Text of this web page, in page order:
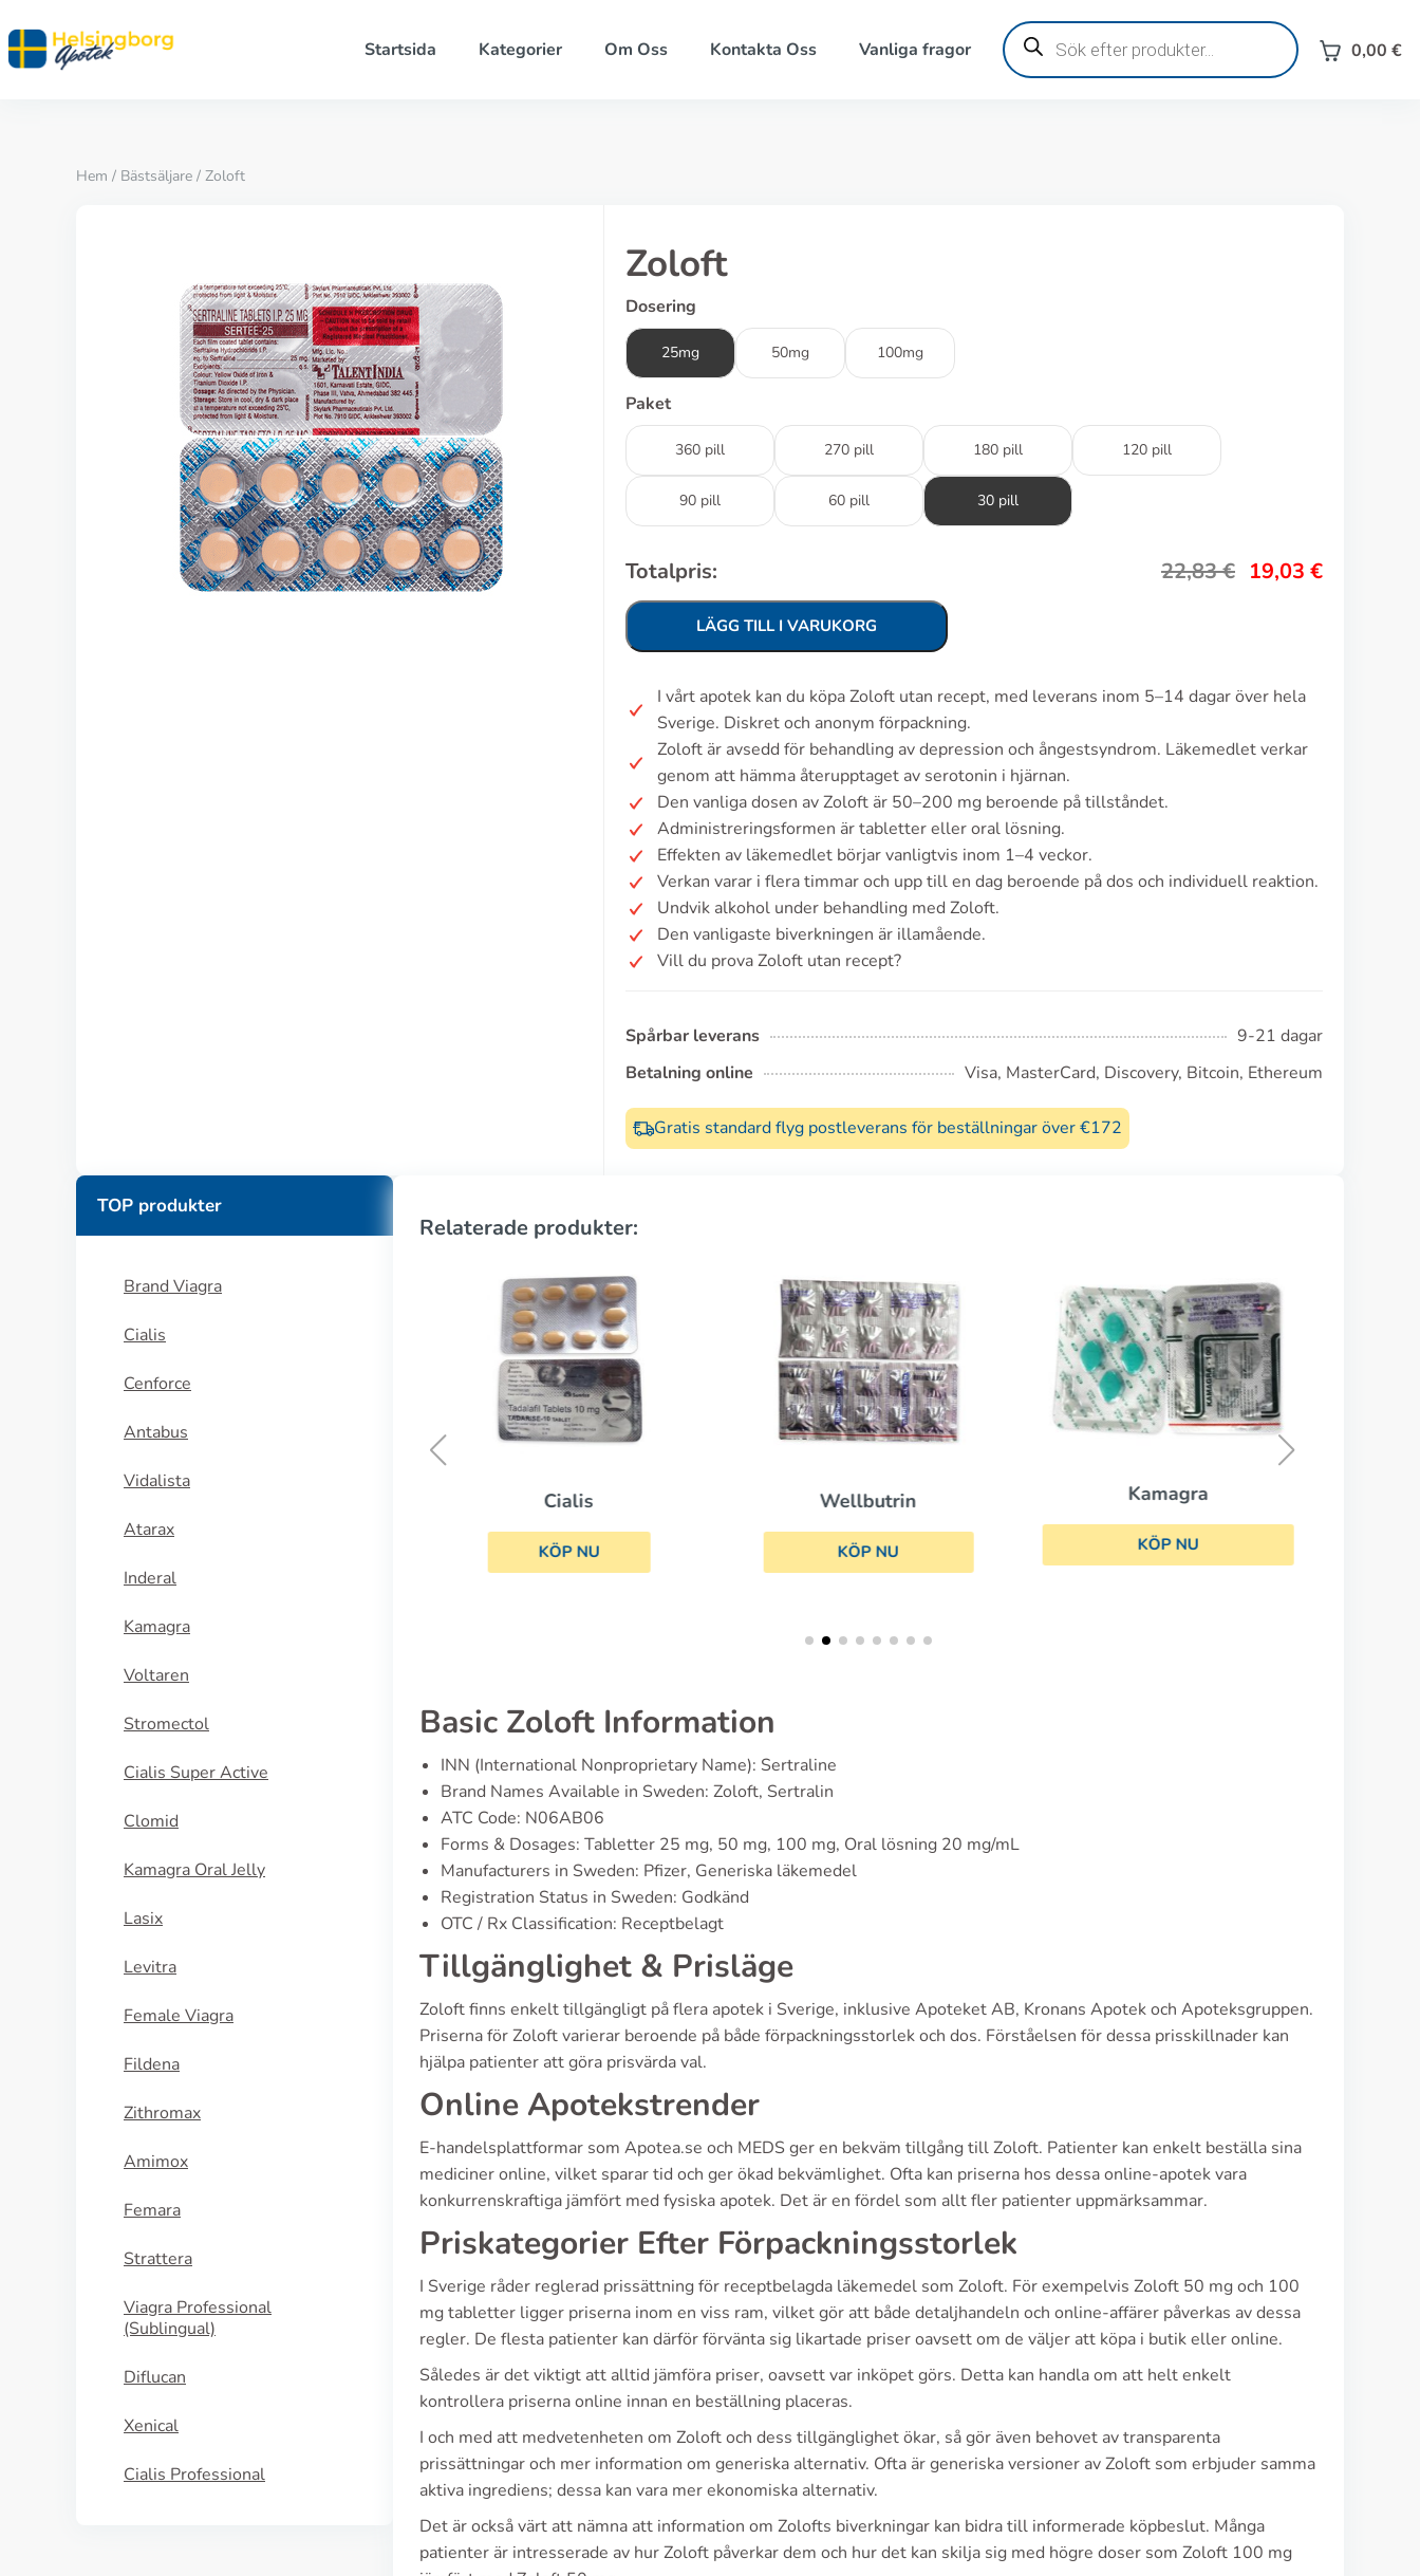
Startsida Kategorier Om Oss Kontakta Oss Vanliga fragor
Produktsökning
0,00 €
Hem / Bästsäljare / Zoloft
Zoloft
Dosering
25mg 50mg 100mg
Paket
360 pill 270 pill 180 pill 120 pill
90 pill 60 pill 30 pill
Totalpris: 22,83€ 19,03 €
LÄGG TILL I VARUKORG
I vårt apotek kan du köpa Zoloft utan recept, med leverans inom 5–14 dagar över hela
Sverige. Diskret och anonym förpackning.
Zoloft är avsedd för behandling av depression och ångestsyndrom. Läkemedlet verkar
genom att hämma återupptaget av serotonin i hjärnan.
Den vanliga dosen av Zoloft är 50–200 mg beroende på tillståndet.
Administreringsformen är tabletter eller oral lösning.
Effekten av läkemedlet börjar vanligtvis inom 1–4 veckor.
Verkan varar i flera timmar och upp till en dag beroende på dos och individuell reaktion.
Undvik alkohol under behandling med Zoloft.
Den vanligaste biverkningen är illamående.
Vill du prova Zoloft utan recept?
Spårbar leverans
9-21 dagar
Betalning online
Visa, MasterCard, Discovery, Bitcoin, Ethereum
Gratis standard flyg postleverans för beställningar över €172
TOP produkter
Brand Viagra
Cialis
Cenforce
Antabus
Vidalista
Atarax
Inderal
Kamagra
Voltaren
Stromectol
Cialis Super Active
Clomid
Kamagra Oral Jelly
Lasix
Levitra
Female Viagra
Fildena
Zithromax
Amimox
Femara
Strattera
Viagra Professional
(Sublingual)
Diflucan
Xenical
Cialis Professional
Relaterade produkter:
Cialis
KÖP NU
Wellbutrin
KÖP NU
Kamagra
KÖP NU
Basic Zoloft Information
INN (International Nonproprietary Name): Sertraline
Brand Names Available in Sweden: Zoloft, Sertralin
ATC Code: N06AB06
Forms & Dosages: Tabletter 25 mg, 50 mg, 100 mg, Oral lösning 20 mg/mL
Manufacturers in Sweden: Pfizer, Generiska läkemedel
Registration Status in Sweden: Godkänd
OTC / Rx Classification: Receptbelagt
Tillgänglighet & Prisläge
Zoloft finns enkelt tillgängligt på flera apotek i Sverige, inklusive Apoteket AB, Kronans Apotek och Apoteksgruppen.
Priserna för Zoloft varierar beroende på både förpackningsstorlek och dos. Förståelsen för dessa prisskillnader kan
hjälpa patienter att göra prisvärda val.
Online Apotekstrender
E-handelsplattformar som Apotea.se och MEDS ger en bekväm tillgång till Zoloft. Patienter kan enkelt beställa sina
mediciner online, vilket sparar tid och ger ökad bekvämlighet. Ofta kan priserna hos dessa online-apotek vara
konkurrenskraftiga jämfört med fysiska apotek. Det är en fördel som allt fler patienter uppmärksammar.
Priskategorier Efter Förpackningsstorlek
I Sverige råder reglerad prissättning för receptbelagda läkemedel som Zoloft. För exempelvis Zoloft 50 mg och 100
mg tabletter ligger priserna inom en viss ram, vilket gör att både detaljhandeln och online-affärer påverkas av dessa
regler. De flesta patienter kan därför förvänta sig likartade priser oavsett om de väljer att köpa i butik eller online.
Således är det viktigt att alltid jämföra priser, oavsett var inköpet görs. Detta kan handla om att helt enkelt
kontrollera priserna online innan en beställning placeras.
I och med att medvetenheten om Zoloft och dess tillgänglighet ökar, så gör även behovet av transparenta
prissättningar och mer information om generiska alternativ. Ofta är generiska versioner av Zoloft som erbjuder samma
aktiva ingrediens; dessa kan vara mer ekonomiska alternativ.
Det är också värt att nämna att information om Zolofts biverkningar kan bidra till informerade köpbeslut. Många
patienter är intresserade av hur Zoloft påverkar dem och hur det kan skilja sig med högre doser som Zoloft 100 mg